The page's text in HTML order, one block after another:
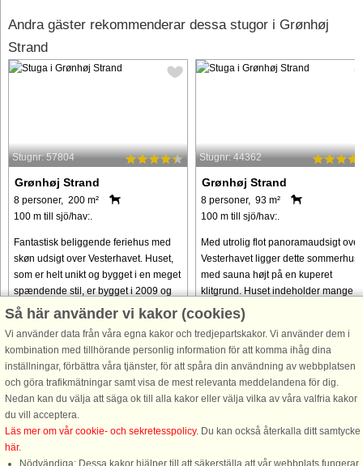
Andra gäster rekommenderar dessa stugor i Grønhøj
Strand
Stugnr: 57804
Grønhøj Strand
8 personer, 200 m²
100 m till sjö/hav:.
Fantastisk beliggende feriehus med
skøn udsigt over Vesterhavet. Huset,
som er helt unikt og bygget i en meget
spændende stil, er bygget i 2009 og
tilbygget og renoveret i 2025. Helt
från 14.083 SEK
Stugnr: 44362
Grønhøj Strand
8 personer, 93 m²
100 m till sjö/hav:.
Med utrolig flot panoramaudsigt over
Vesterhavet ligger dette sommerhus
med sauna højt på en kuperet
klitgrund. Huset indeholder mange
faciliteter og er velindrettet med pænt
klinkegulv overalt undtagen ...
från 6.748 SEK
Så här använder vi kakor (cookies)
Vi använder data från våra egna kakor och tredjepartskakor. Vi använder dem i
kombination med tillhörande personlig information för att komma ihåg dina
inställningar, förbättra våra tjänster, för att spåra din användning av webbplatsen
och göra trafikmätningar samt visa de mest relevanta meddelandena för dig.
Nedan kan du välja att säga ok till alla kakor eller välja vilka av våra valfria kakor
du vill acceptera.
Läs mer om vår cookie- och sekretesspolicy. Du kan också återkalla ditt samtycke
här.
Nödvändiga: Dessa kakor hjälper till att säkerställa att vår webbplats fungerar